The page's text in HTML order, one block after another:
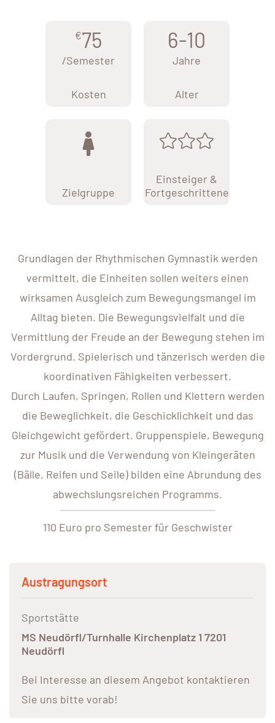
€75
/Semester
Kosten
6-10
Jahre
Alter
Zielgruppe
Einsteiger &
Fortgeschrittene
Grundlagen der Rhythmischen Gymnastik werden
vermittelt, die Einheiten sollen weiters einen
wirksamen Ausgleich zum Bewegungsmangel im
Alltag bieten. Die Bewegungsvielfalt und die
Vermittlung der Freude an der Bewegung stehen im
Vordergrund. Spielerisch und tänzerisch werden die
koordinativen Fähigkeiten verbessert.
Durch Laufen, Springen, Rollen und Klettern werden
die Beweglichkeit, die Geschicklichkeit und das
Gleichgewicht gefördert. Gruppenspiele, Bewegung
zur Musik und die Verwendung von Kleingeräten
(Bälle, Reifen und Seile) bilden eine Abrundung des
abwechslungsreichen Programms.
110 Euro pro Semester für Geschwister
Austragungsort
Sportstätte
MS Neudörfl/Turnhalle Kirchenplatz 1 7201
Neudörfl
Bei Interesse an diesem Angebot kontaktieren
Sie uns bitte vorab!